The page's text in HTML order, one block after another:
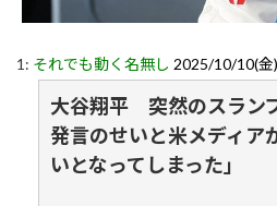
1: それでも動く名無し 2025/10/10(
大谷翔平 突然のスラン
発言のせいと米メディア
いとなってしまった」